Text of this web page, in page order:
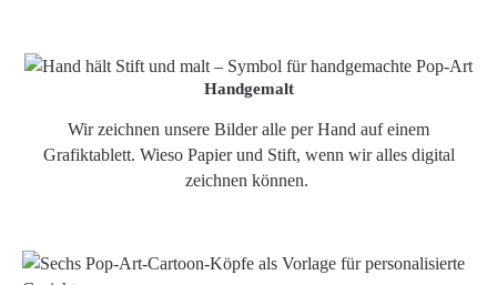
Handgemalt
Wir zeichnen unsere Bilder alle per Hand auf einem
Grafiktablett. Wieso Papier und Stift, wenn wir alles digital
zeichnen können.